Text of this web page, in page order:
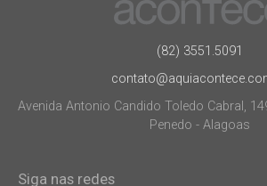
(82) 3551.5091
Avenida Antonio Candido Toledo Cabral,
Penedo - Alagoas
Siga nas redes